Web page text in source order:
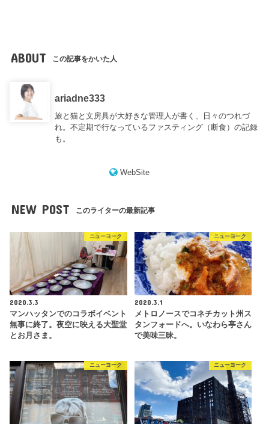
ABOUT この記事をかいた人
ariadne333
旅と猫と文房具が大好きな管理人が書く、日々のつれづ
れ。不定期で行なっているファスティング（断食）の記録
も。
WebSite
NEW POST このライターの最新記事
ニューヨーク
2020.3.3
マンハッタンでのコラボイベント
無事に終了。夜空に映える大聖堂
とお月さま。
ニューヨーク
2020.3.1
メトロノースでコネチカット州ス
タンフォードへ。いなわら亭さん
で美味三昧。
ニューヨーク ニューヨーク